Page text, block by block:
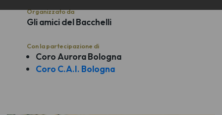
Organizzato da
Gli amici del Bacchelli
Con la partecipazione di
Coro Aurora Bologna
Coro C.A.I. Bologna